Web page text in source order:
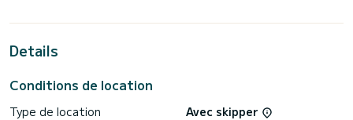
extraordinaires sur l'eau dans les environs de
Ce Bali 4.6 est pourvu de 4 toilettes avec douche.
parleurs extérieurs, Dessalinisateur, Climatisation, Lave
Details
Conditions de location
Type de location
Avec skipper